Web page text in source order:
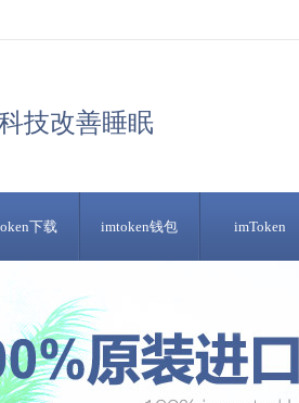
技改善睡眠
下载 imtoken钱包 imToken